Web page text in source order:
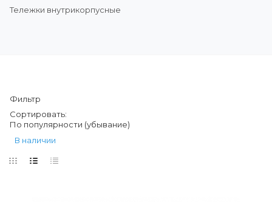
Тележки внутрикорпусные
Фильтр
Сортировать:
По популярности (убывание)
В наличии